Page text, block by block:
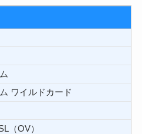
ワイルドカード
（OV）